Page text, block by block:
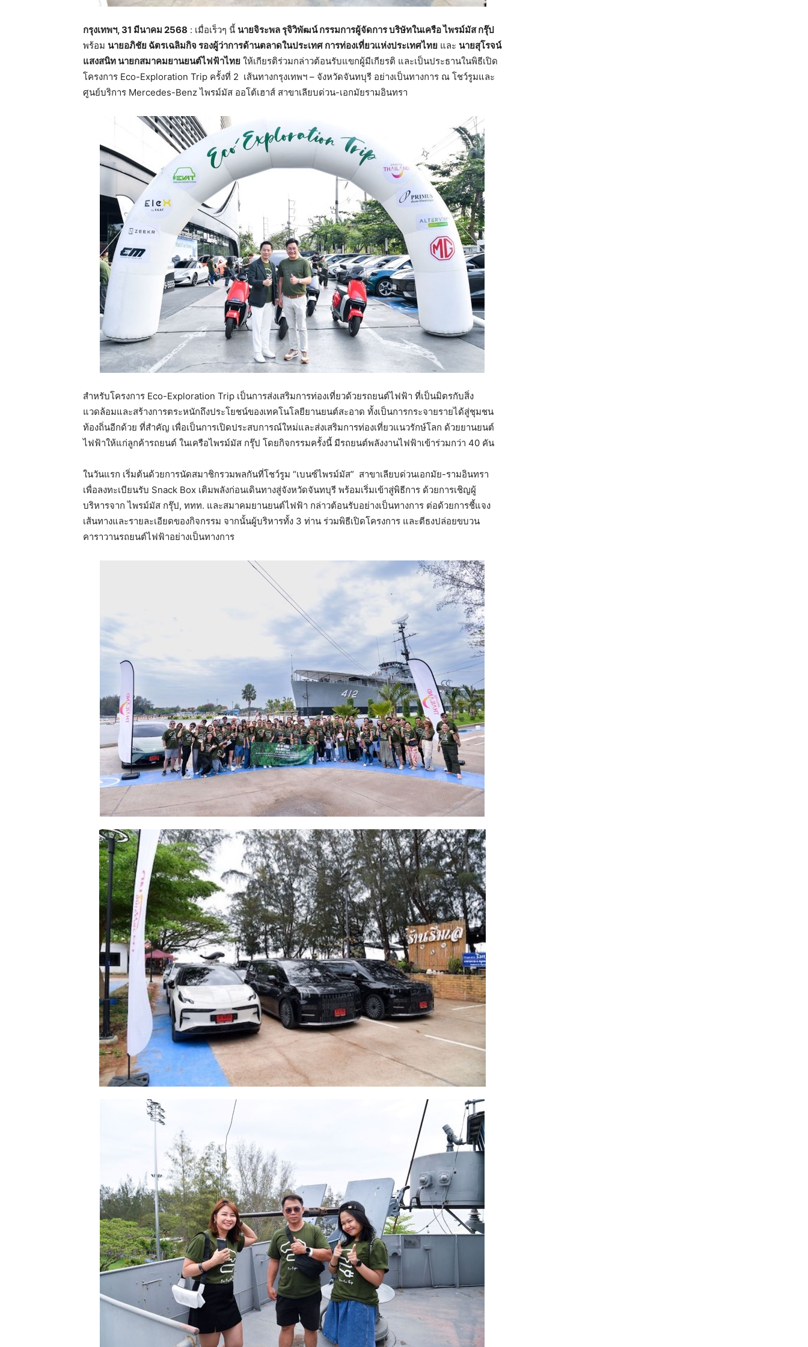
กรุงเทพฯ, 31 มีนาคม 2568 : เมื่อเร็วๆ นี้ นายจิระพลรุจิวิพัฒน์ กรรมการผู้จัดการบริษัทในเครือไพรม์มัส กรุ๊ป
พร้อม นายอภิชัย ฉัตรเฉลิมกิจรองผู้ว่าการด้านตลาดในประเทศ การท่องเที่ยวแห่งประเทศไทย และ นายสุโรจน์
แสงสนิท นายกสมาคมยานยนต์ไฟฟ้าไทย ให้เกียรติร่วมกล่าวต้อนรับแขกผู้มีเกียรติ และเป็นประธานในพิธีเปิด
โครงการ Eco-Exploration Trip ครั้งที่ 2 เส้นทางกรุงเทพฯ – จังหวัดจันทบุรี อย่างเป็นทางการ ณ โชว์รูมและ
ศูนย์บริการ Mercedes-Benz ไพรม์มัส ออโต้เฮาส์ สาขาเลียบด่วน-เอกมัยรามอินทรา
สำหรับโครงการ Eco-Exploration Trip เป็นการส่งเสริมการท่องเที่ยวด้วยรถยนต์ไฟฟ้า ที่เป็นมิตรกับสิ่ง
แวดล้อมและสร้างการตระหนักถึงประโยชน์ของเทคโนโลยียานยนต์สะอาด ทั้งเป็นการกระจายรายได้สู่ชุมชน
ท้องถิ่นอีกด้วย ที่สำคัญ เพื่อเป็นการเปิดประสบการณ์ใหม่และส่งเสริมการท่องเที่ยวแนวรักษ์โลก ด้วยยานยนต์
ไฟฟ้าให้แก่ลูกค้ารถยนต์ ในเครือไพรม์มัส กรุ๊ป โดยกิจกรรมครั้งนี้ มีรถยนต์พลังงานไฟฟ้าเข้าร่วมกว่า 40 คัน
ในวันแรก เริ่มต้นด้วยการนัดสมาชิกรวมพลกันที่โชว์รูม “เบนซ์ไพรม์มัส” สาขาเลียบด่วนเอกมัย-รามอินทรา
เพื่อลงทะเบียนรับ Snack Box เติมพลังก่อนเดินทางสู่จังหวัดจันทบุรี พร้อมเริ่มเข้าสู่พิธีการ ด้วยการเชิญผู้
บริหารจาก ไพรม์มัส กรุ๊ป, ททท. และสมาคมยานยนต์ไฟฟ้า กล่าวต้อนรับอย่างเป็นทางการ ต่อด้วยการชี้แจง
เส้นทางและรายละเอียดของกิจกรรม จากนั้นผู้บริหารทั้ง 3 ท่าน ร่วมพิธีเปิดโครงการ และตีธงปล่อยขบวน
คาราวานรถยนต์ไฟฟ้าอย่างเป็นทางการ